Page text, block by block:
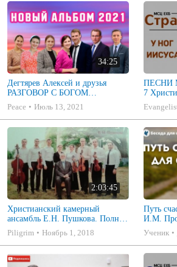
34:25
Дегтярев Алексей и друзья
РАЗГОВОР С БОГОМ
Христианские песни МСЦ ЕХБ
2021 (7я)
Peace Июль 13, 2021
ПЕСНИ МСЦ
7 Христианский альбом МСЦ
ЕХБ
2:03:45
Христианский камерный
ансамбль Е.Н. Пушкова. Полное
собрание
Piligrim Ноябрь 1, 2018
Путь
И.М.
Ученик